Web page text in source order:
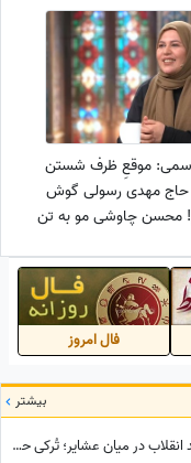
موقعِ ظرف شستن
مهدی رسولی گوش
محسن چاوشی مو به تن
فال امروز
بیشتر
ببینید | ویدئویی بدون سانسور از حضور رهبر شهید انقلاب در میان عشایر؛ تُرکی حرف زدن آقا را دیده بودید؟